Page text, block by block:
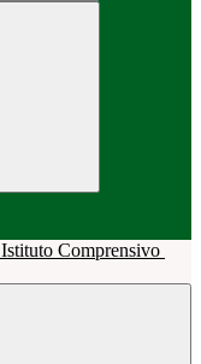
Istituto Comprensivo